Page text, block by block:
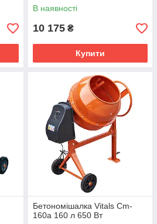
В наявності
10 175 ₴
Купити
Бетономішалка Vitals Cm-
160a 160 л 650 Вт